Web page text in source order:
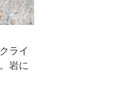
ライ
岩に